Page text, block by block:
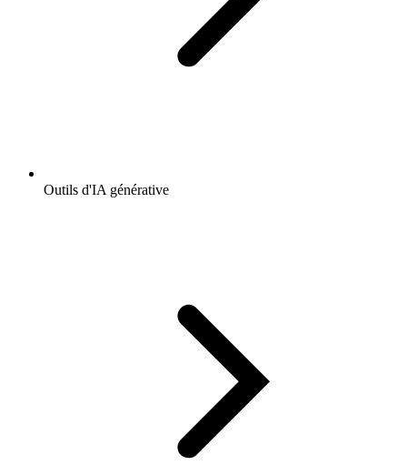
Outils d'IA générative